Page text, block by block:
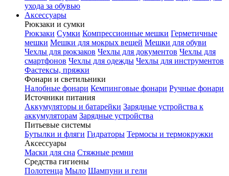
ухода за обувью
Аксессуары
Рюкзаки и сумки
Рюкзаки Сумки Компрессионные мешки Герметичные
мешки Мешки для мокрых вещей Мешки для обуви
Чехлы для рюкзаков Чехлы для документов Чехлы для
смартфонов Чехлы для одежды Чехлы для инструментов
Фастексы, пряжки
Фонари и светильники
Налобные фонари Кемпинговые фонари Ручные фонари
Источники питания
Аккумуляторы и батарейки Зарядные устройства к
аккумуляторам Зарядные устройства
Питьевые системы
Бутылки и фляги Гидраторы Термосы и термокружки
Аксессуары
Маски для сна Стяжные ремни
Средства гигиены
Полотенца Мыло Шампуни и гели